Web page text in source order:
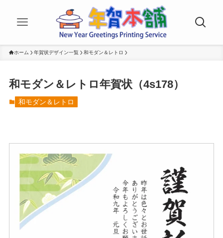
ホーム 年賀状デザイン一覧 和モダン＆レトロ
和モダン＆レトロ年賀状（4s178）
和モダン＆レトロ